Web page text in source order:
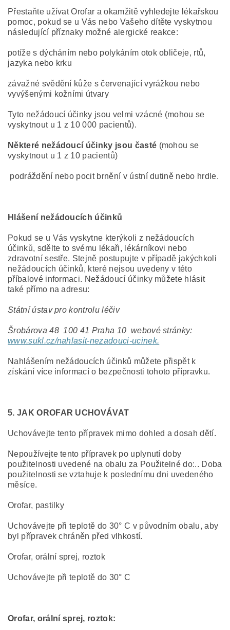
Přestaňte užívat Orofar a okamžitě vyhledejte lékařskou
pomoc, pokud se u Vás nebo Vašeho dítěte vyskytnou
následující příznaky možné alergické reakce:
potíže s dýcháním nebo polykáním otok obličeje, rtů,
jazyka nebo krku
závažné svědění kůže s červenající vyrážkou nebo
vyvýšenými kožními útvary
Tyto nežádoucí účinky jsou velmi vzácné (mohou se
vyskytnout u 1 z 10 000 pacientů).
Některé nežádoucí účinky jsou časté (mohou se
vyskytnout u 1 z 10 pacientů)
podráždění nebo pocit brnění v ústní dutině nebo hrdle.
Hlášení nežádoucích účinků
Pokud se u Vás vyskytne kterýkoli z nežádoucích
účinků, sdělte to svému lékaři, lékárníkovi nebo
zdravotní sestře. Stejně postupujte v případě jakýchkoli
nežádoucích účinků, které nejsou uvedeny v této
příbalové informaci. Nežádoucí účinky můžete hlásit
také přímo na adresu:
Státní ústav pro kontrolu léčiv
Šrobárova 48 100 41 Praha 10 webové stránky:
www.sukl.cz/nahlasit-nezadouci-ucinek.
Nahlášením nežádoucích účinků můžete přispět k
získání více informací o bezpečnosti tohoto přípravku.
5. JAK OROFAR UCHOVÁVAT
Uchovávejte tento přípravek mimo dohled a dosah dětí.
Nepoužívejte tento přípravek po uplynutí doby
použitelnosti uvedené na obalu za Použitelné do:.. Doba
použitelnosti se vztahuje k poslednímu dni uvedeného
měsíce.
Orofar, pastilky
Uchovávejte při teplotě do 30° C v původním obalu, aby
byl přípravek chráněn před vlhkostí.
Orofar, orální sprej, roztok
Uchovávejte při teplotě do 30° C
Orofar, orální sprej, roztok: